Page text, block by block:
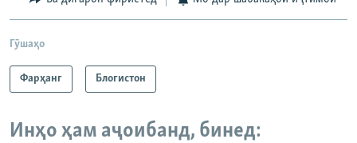
Гӯшаҳо
Фарҳанг Блогистон
Инҳо ҳам аҷоибанд, бинед: